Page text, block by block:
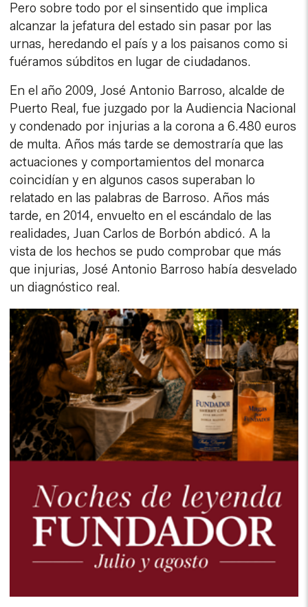
Pero sobre todo por el sinsentido que implica
alcanzar la jefatura del estado sin pasar por las
urnas, heredando el país y a los paisanos como si
fuéramos súbditos en lugar de ciudadanos.
En el año 2009, José Antonio Barroso, alcalde de
Puerto Real, fue juzgado por la Audiencia Nacional
y condenado por injurias a la corona a 6.480 euros
de multa. Años más tarde se demostraría que las
actuaciones y comportamientos del monarca
coincidían y en algunos casos superaban lo
relatado en las palabras de Barroso. Años más
tarde, en 2014, envuelto en el escándalo de las
realidades, Juan Carlos de Borbón abdicó. A la
vista de los hechos se pudo comprobar que más
que injurias, José Antonio Barroso había desvelado
un diagnóstico real.